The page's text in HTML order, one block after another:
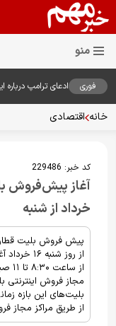
فوری ادعای ترامپ درباره
خانه اقتصادی
کد خبر: 229486
آغاز پیش‌فروش
خرداد از شنبه
از روز
مجاز فروش
از طریق مراکز